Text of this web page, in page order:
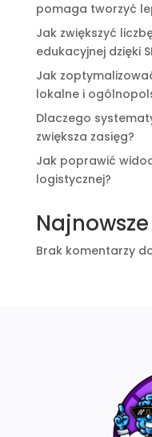
pomaga tworzyć
Jak zwiększyć
edukacyjnej dzięki
Jak
lokalne i
Dlaczego
zwiększa zasięg?
Jak poprawić
logistycznej?
Brak komentarzy